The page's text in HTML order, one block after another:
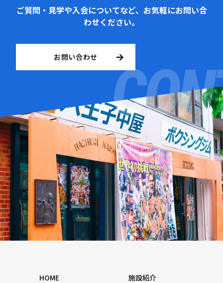
ご質問・見学や入会についてなど、お気軽にお問い合
わせください。
お問い合わせ
HOME
施設紹介